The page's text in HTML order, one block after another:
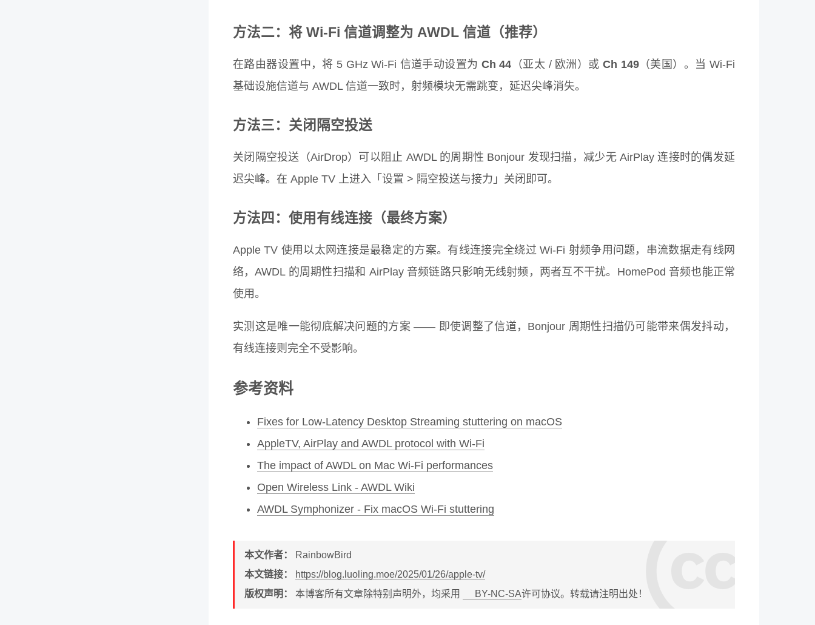
方法二：将 Wi-Fi 信道调整为 AWDL 信道（推荐）
在路由器设置中，将 5 GHz Wi-Fi 信道手动设置为 Ch 44 （亚太 / 欧洲）或Ch 149（美国）。当 Wi-Fi
基础设施信道与 AWDL 信道一致时，射频模块无需跳变，延迟尖峰消失。
方法三：关闭隔空投送
关闭隔空投送（AirDrop）可以阻止 AWDL 的周期性 Bonjour 发现扫描，减少无 AirPlay 连接时的偶发延
迟尖峰。在 Apple TV 上进入「设置 > 隔空投送与接力」关闭即可。
方法四：使用有线连接（最终方案）
Apple TV 使用以太网连接是最稳定的方案。有线连接完全绕过 Wi-Fi 射频争用问题，串流数据走有线网
络，AWDL 的周期性扫描和 AirPlay 音频链路只影响无线射频，两者互不干扰。HomePod 音频也能正常
使用。
实测这是唯一能彻底解决问题的方案 —— 即使调整了信道，Bonjour 周期性扫描仍可能带来偶发抖动，
有线连接则完全不受影响。
参考资料
Fixes for Low-Latency Desktop Streaming stuttering on macOS
AppleTV, AirPlay and AWDL protocol with Wi-Fi
The impact of AWDL on Mac Wi-Fi performances
Open Wireless Link - AWDL Wiki
AWDL Symphonizer - Fix macOS Wi-Fi stuttering
本文作者：
RainbowBird
本文链接：
https://blog.luoling.moe/2025/01/26/apple-tv/
版权声明： 本博客所有文章除特别声明外，均采用 BY-NC-SA许可协议。转载请注明出处！